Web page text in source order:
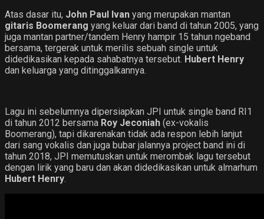
Atas dasar itu, John Paul Ivan yang merupakan mantan
gitaris Boomerang yang keluar dari band di tahun 2005, yang
juga mantan partner/tandem Henry hampir 15 tahun ngeband
bersama, tergerak untuk merilis sebuah single untuk
didedikasikan kepada sahabatnya tersebut. Hubert Henry
dan keluarga yang ditinggalkannya.
Lagu ini sebelumnya dipersiapkan JPI untuk single band RI1
di tahun 2012 bersama Roy Jeconiah (ex-vokalis
Boomerang), tapi dikarenakan tidak ada respon lebih lanjut
dari sang vokalis dan juga bubar jalannya project band ini di
tahun 2018, JPI memutuskan untuk merombak lagu tersebut
dengan lirik yang baru dan akan didedikasikan untuk almarhum
Hubert Henry.